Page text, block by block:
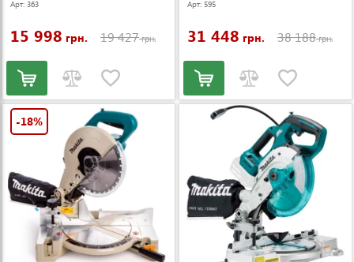
Арт: 363
15 998 грн. 19 427грн.
Арт: 595
31 448 грн. 38 188грн.
-18%